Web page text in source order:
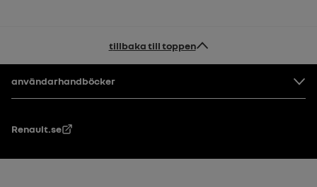
tillbaka till toppen
Footer
användarhandböcker
Renault.se